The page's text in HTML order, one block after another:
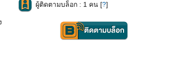
ผู้ติดตามบล็อก : 1 คน [?]